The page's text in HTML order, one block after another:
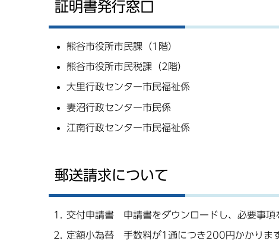
証明書発行窓口
熊谷市役所市民課（1階）
熊谷市役所市民税課（2階）
大里行政センター市民福祉係
妻沼行政センター市民係
江南行政センター市民福祉係
郵送請求について
交付申請書 申請書をダウンロードし、必要事項
定額小為替 手数料が1通につき200円かかりま